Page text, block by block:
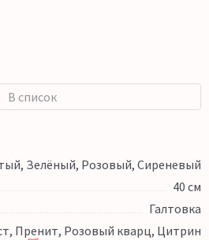
В список
Зелёный, Розовый, Сиреневый
40 см
Галтовка
Пренит, Розовый кварц, Цитрин